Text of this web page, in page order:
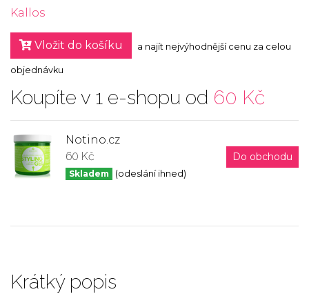
Kallos
Vložit do košíku a najít nejvýhodnější cenu za celou
objednávku
Koupíte v 1 e-shopu od 60 Kč
Notino.cz
60 Kč
Skladem (odeslání ihned)
Do obchodu
Krátký popis